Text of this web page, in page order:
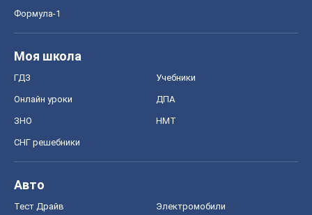
Формула-1
Моя школа
ГДЗ Учебники
Онлайн уроки ДПА
ЗНО НМТ
СНГ решебники
Авто
Тест Драйв Электромобили